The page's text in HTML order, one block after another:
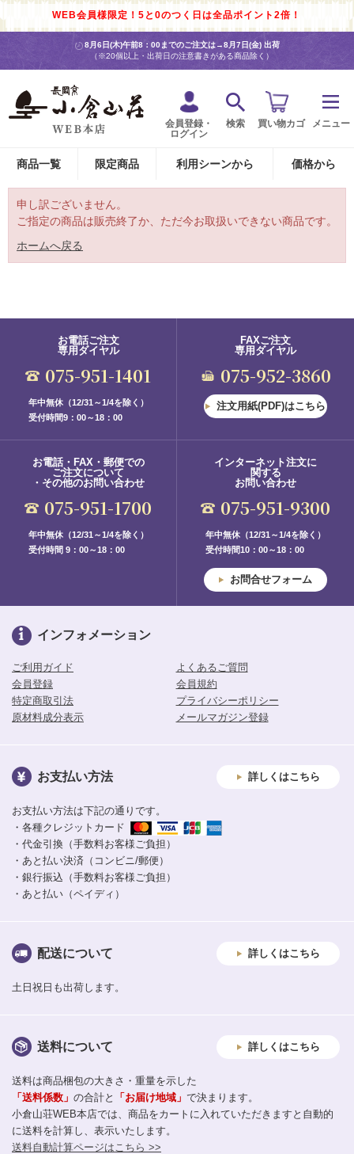
WEB会員様限定！5と0のつく日は全品ポイント2倍！
8月6日(木)午前8：00までのご注文は→8月7日(金) 出荷
（※20個以上・出荷日の注意書きがある商品除く）
会員登録・
ログイン
検索 買い物カゴ メニュー
商品一覧 限定商品 利用シーンから 価格から
申し訳ございません。
ご指定の商品は販売終了か、ただ今お取扱いできない商品です。
ホームへ戻る
お電話ご注文
専用ダイヤル
075-951-1401
年中無休（12/31～1/4を除く）
受付時間9：00～18：00
FAXご注文
専用ダイヤル
075-952-3860
注文用紙(PDF)はこちら
お電話・FAX・郵便での
ご注文について
・その他のお問い合わせ
075-951-1700
年中無休（12/31～1/4を除く）
受付時間 9：00～18：00
インターネット注文に
関する
お問い合わせ
075-951-9300
年中無休（12/31～1/4を除く）
受付時間10：00～18：00
お問合せフォーム
インフォメーション
ご利用ガイド
よくあるご質問
会員登録
会員規約
特定商取引法
プライバシーポリシー
原材料成分表示
メールマガジン登録
お支払い方法 詳しくはこちら
お支払い方法は下記の通りです。
・各種クレジットカード
・代金引換（手数料お客様ご負担）
・あと払い決済（コンビニ/郵便）
・銀行振込（手数料お客様ご負担）
・あと払い（ペイディ）
配送について 詳しくはこちら
土日祝日も出荷します。
送料について 詳しくはこちら
送料は商品梱包の大きさ・重量を示した
「送料係数」 の合計と 「お届け地域」 で決まります。
小倉山荘WEB本店では、商品をカートに入れていただきますと自動的
に送料を計算し、表示いたします。
送料自動計算ページはこちら >>